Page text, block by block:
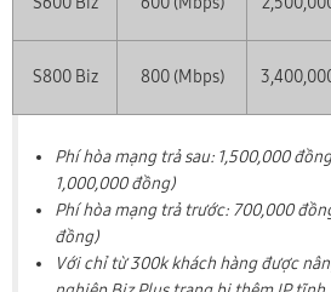
S800 Biz 800 (Mbps)
Phí hòa mạng trả sau: 1,500,000
1,000,000 đồng)
Phí hòa mạng trả trước: 700,000
đồng)
Với chỉ từ 300k khách hàng được